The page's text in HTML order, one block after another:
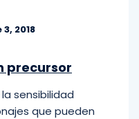
2018
precursor
sensibilidad
que pueden